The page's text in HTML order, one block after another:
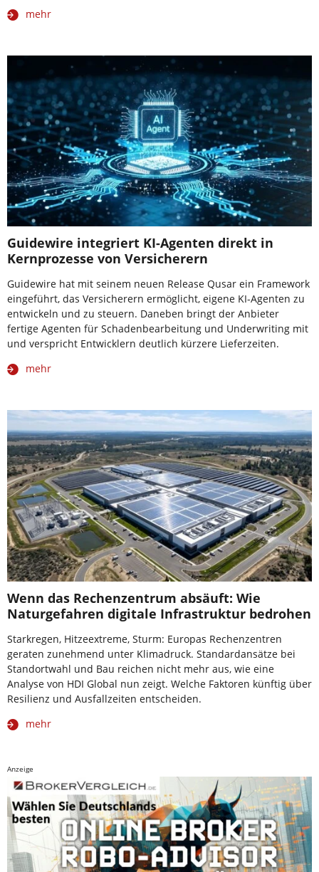
mehr
Guidewire integriert KI-Agenten direkt in
Kernprozesse von Versicherern
Guidewire hat mit seinem neuen Release Qusar ein Framework
eingeführt, das Versicherern ermöglicht, eigene KI-Agenten zu
entwickeln und zu steuern. Daneben bringt der Anbieter
fertige Agenten für Schadenbearbeitung und Underwriting mit
und verspricht Entwicklern deutlich kürzere Lieferzeiten.
mehr
Wenn das Rechenzentrum absäuft: Wie
Naturgefahren digitale Infrastruktur bedrohen
Starkregen, Hitzeextreme, Sturm: Europas Rechenzentren
geraten zunehmend unter Klimadruck. Standardansätze bei
Standortwahl und Bau reichen nicht mehr aus, wie eine
Analyse von HDI Global nun zeigt. Welche Faktoren künftig über
Resilienz und Ausfallzeiten entscheiden.
mehr
Anzeige